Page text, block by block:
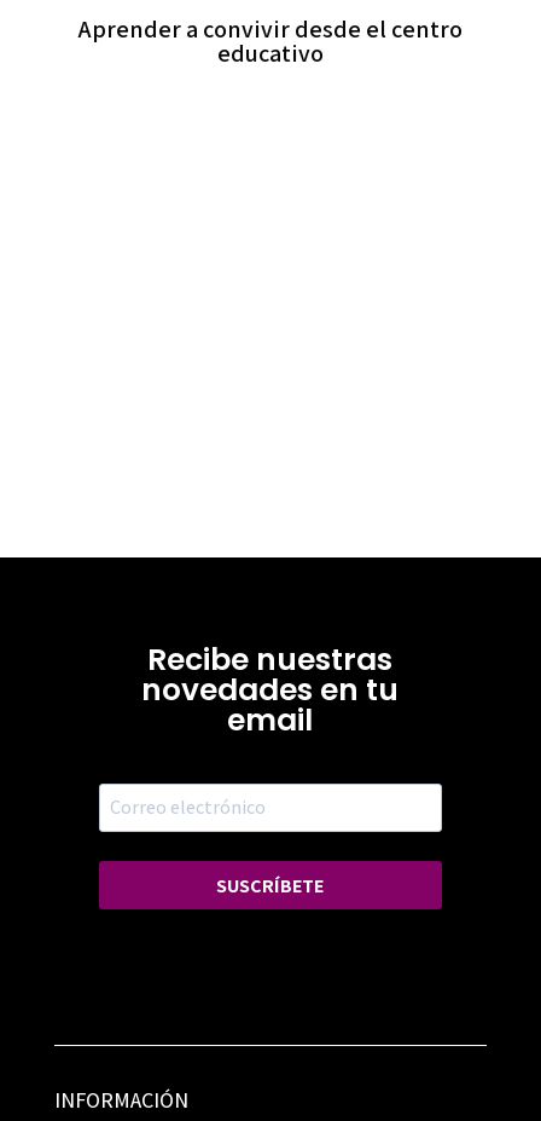
Aprender a convivir desde el centro
educativo
Recibe nuestras
novedades en tu
email
SUSCRÍBETE
INFORMACIÓN